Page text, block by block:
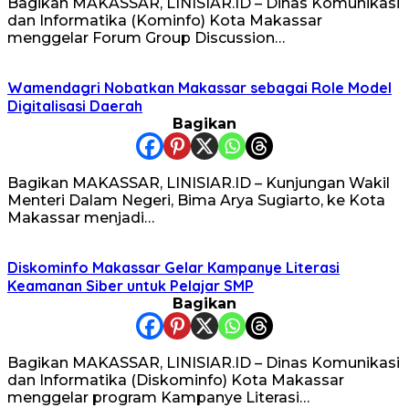
Bagikan MAKASSAR, LINISIAR.ID – Dinas Komunikasi
dan Informatika (Kominfo) Kota Makassar
menggelar Forum Group Discussion…
Wamendagri Nobatkan Makassar sebagai Role Model
Digitalisasi Daerah
Bagikan
Bagikan MAKASSAR, LINISIAR.ID – Kunjungan Wakil
Menteri Dalam Negeri, Bima Arya Sugiarto, ke Kota
Makassar menjadi…
Diskominfo Makassar Gelar Kampanye Literasi
Keamanan Siber untuk Pelajar SMP
Bagikan
Bagikan MAKASSAR, LINISIAR.ID – Dinas Komunikasi
dan Informatika (Diskominfo) Kota Makassar
menggelar program Kampanye Literasi…